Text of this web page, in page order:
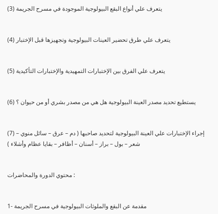
(3) يتعرف علي أنواع البقع البيولوجية الموجودة في مسرح الجريمة
(4) يتعرف علي طرق تحضير العينات البيولوجية وتجهيزها قبل الإختبار
(5) يتعرف علي الفرق بين الإختبارات التمهيدية والإختبارات التأكيدية
(6) يستطيع تحديد مصدر العينة البيولوجية هل هي من مصدر بشري أو من حيوان ؟
(7) إجراء الإختبارات علي العينة البيولوجية لتحديد صاحبها ( دم – عرق – سائل منوي –
شعر – بول – براز – أسنان – أظافر – بقايا عظام وأشلاء )
محتوي الدورة والمحاضرات :
1- مقدمة عن البقع والملوثات البيولوجية في مسرح الجريمة